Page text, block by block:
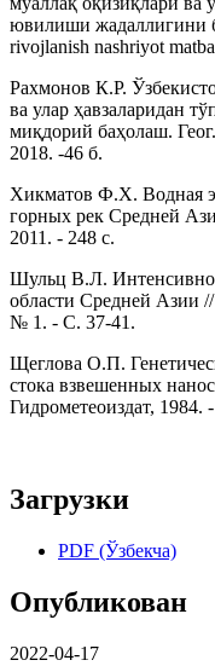
ювилиши жадаллигини
rivojlanish nashriyot
Рахмонов К.Р.
ва улар ҳавзаларидан
миқдорий баҳолаш.
2018. -46 б.
Хикматов Ф.Х. Водная
горных рек Средней
2011. - 248 с.
Шульц В.Л.
области Средней Азии
№ 1. - С. 37-41.
Щеглова О.П.
стока взвешенных
Гидрометеоиздат, 1984.
Загрузки
PDF (Ўзбекча)
Опубликован
2022-04-17